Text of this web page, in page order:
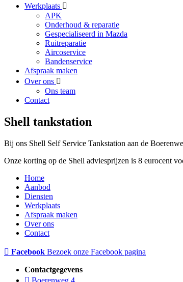
Werkplaats
APK
Onderhoud & reparatie
Gespecialiseerd in Mazda
Ruitreparatie
Aircoservice
Bandenservice
Afspraak maken
Over ons
Ons team
Contact
Shell tankstation
Bij ons Shell Self Service Tankstation aan de
Onze korting op de Shell adviesprijzen is 8 eurocent
Home
Aanbod
Diensten
Werkplaats
Afspraak maken
Over ons
Contact
Facebook Bezoek onze Facebook pagina
Contactgegevens
Boerenweg 4